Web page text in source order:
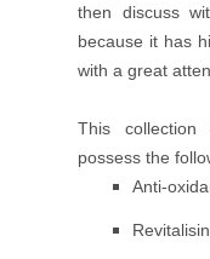
then discuss
because it has
with a great
This collection
possess the
Anti-